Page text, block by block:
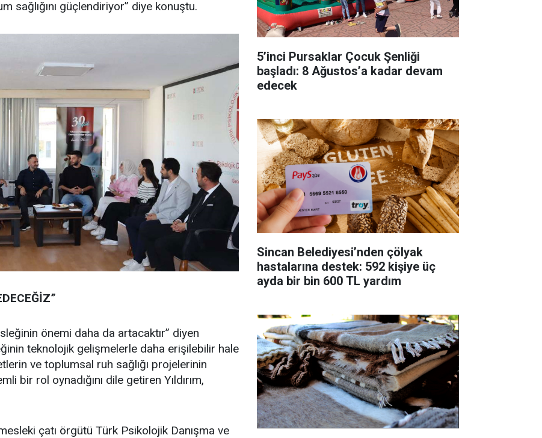
sağlığını güçlendiriyor” diye konuştu.
önemi daha da artacaktır” diyen
teknolojik gelişmelerle daha erişilebilir hale
ve toplumsal ruh sağlığı projelerinin
bir rol oynadığını dile getiren Yıldırım,
çatı örgütü Türk Psikolojik Danışma ve
5’inci Pursaklar Çocuk Şenliği
başladı: 8 Ağustos’a kadar devam
edecek
Sincan Belediyesi’nden çölyak
hastalarına destek: 592 kişiye üç
ayda bir bin 600 TL yardım